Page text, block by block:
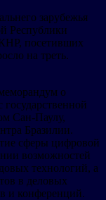
зарубежья
Республики
посетивших
на треть.
о
государственной
Сан-Паулу,
Бразилии.
сферы цифровой
возможностей
технологий, а
в деловых
и конференций.